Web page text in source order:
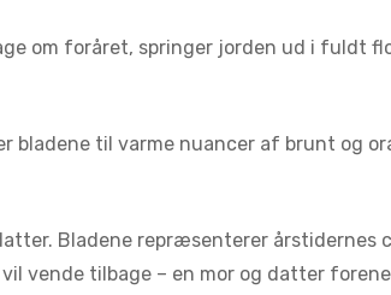
om foråret, springer jorden ud i fuldt
til varme nuancer af brunt og
Bladene repræsenterer årstidernes
vende tilbage – en mor og datter